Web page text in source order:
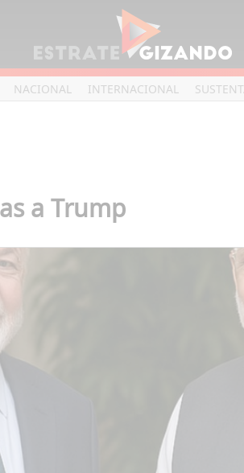
NACIONAL INTERNACIONAL
a Trump